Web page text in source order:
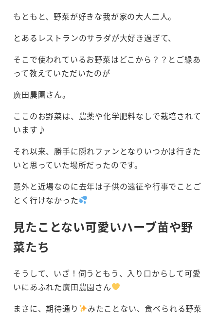
もともと、野菜が好きな我が家の大人二人。
とあるレストランのサラダが大好き過ぎて、
そこで使われているお野菜はどこから？？とご縁あ
って教えていただいたのが
廣田農園さん。
ここのお野菜は、農薬や化学肥料なしで栽培されて
います♪
それ以来、勝手に隠れファンとなりいつかは行きた
いと思っていた場所だったのです。
意外と近場なのに去年は子供の遠征や行事でことご
とく行けなかった
見たことない可愛いハーブ苗や野
菜たち
そうして、いざ！伺うともう、入り口からして可愛
いにあふれた廣田農園さん
まさに、期待通り
みたことない、食べられる野菜